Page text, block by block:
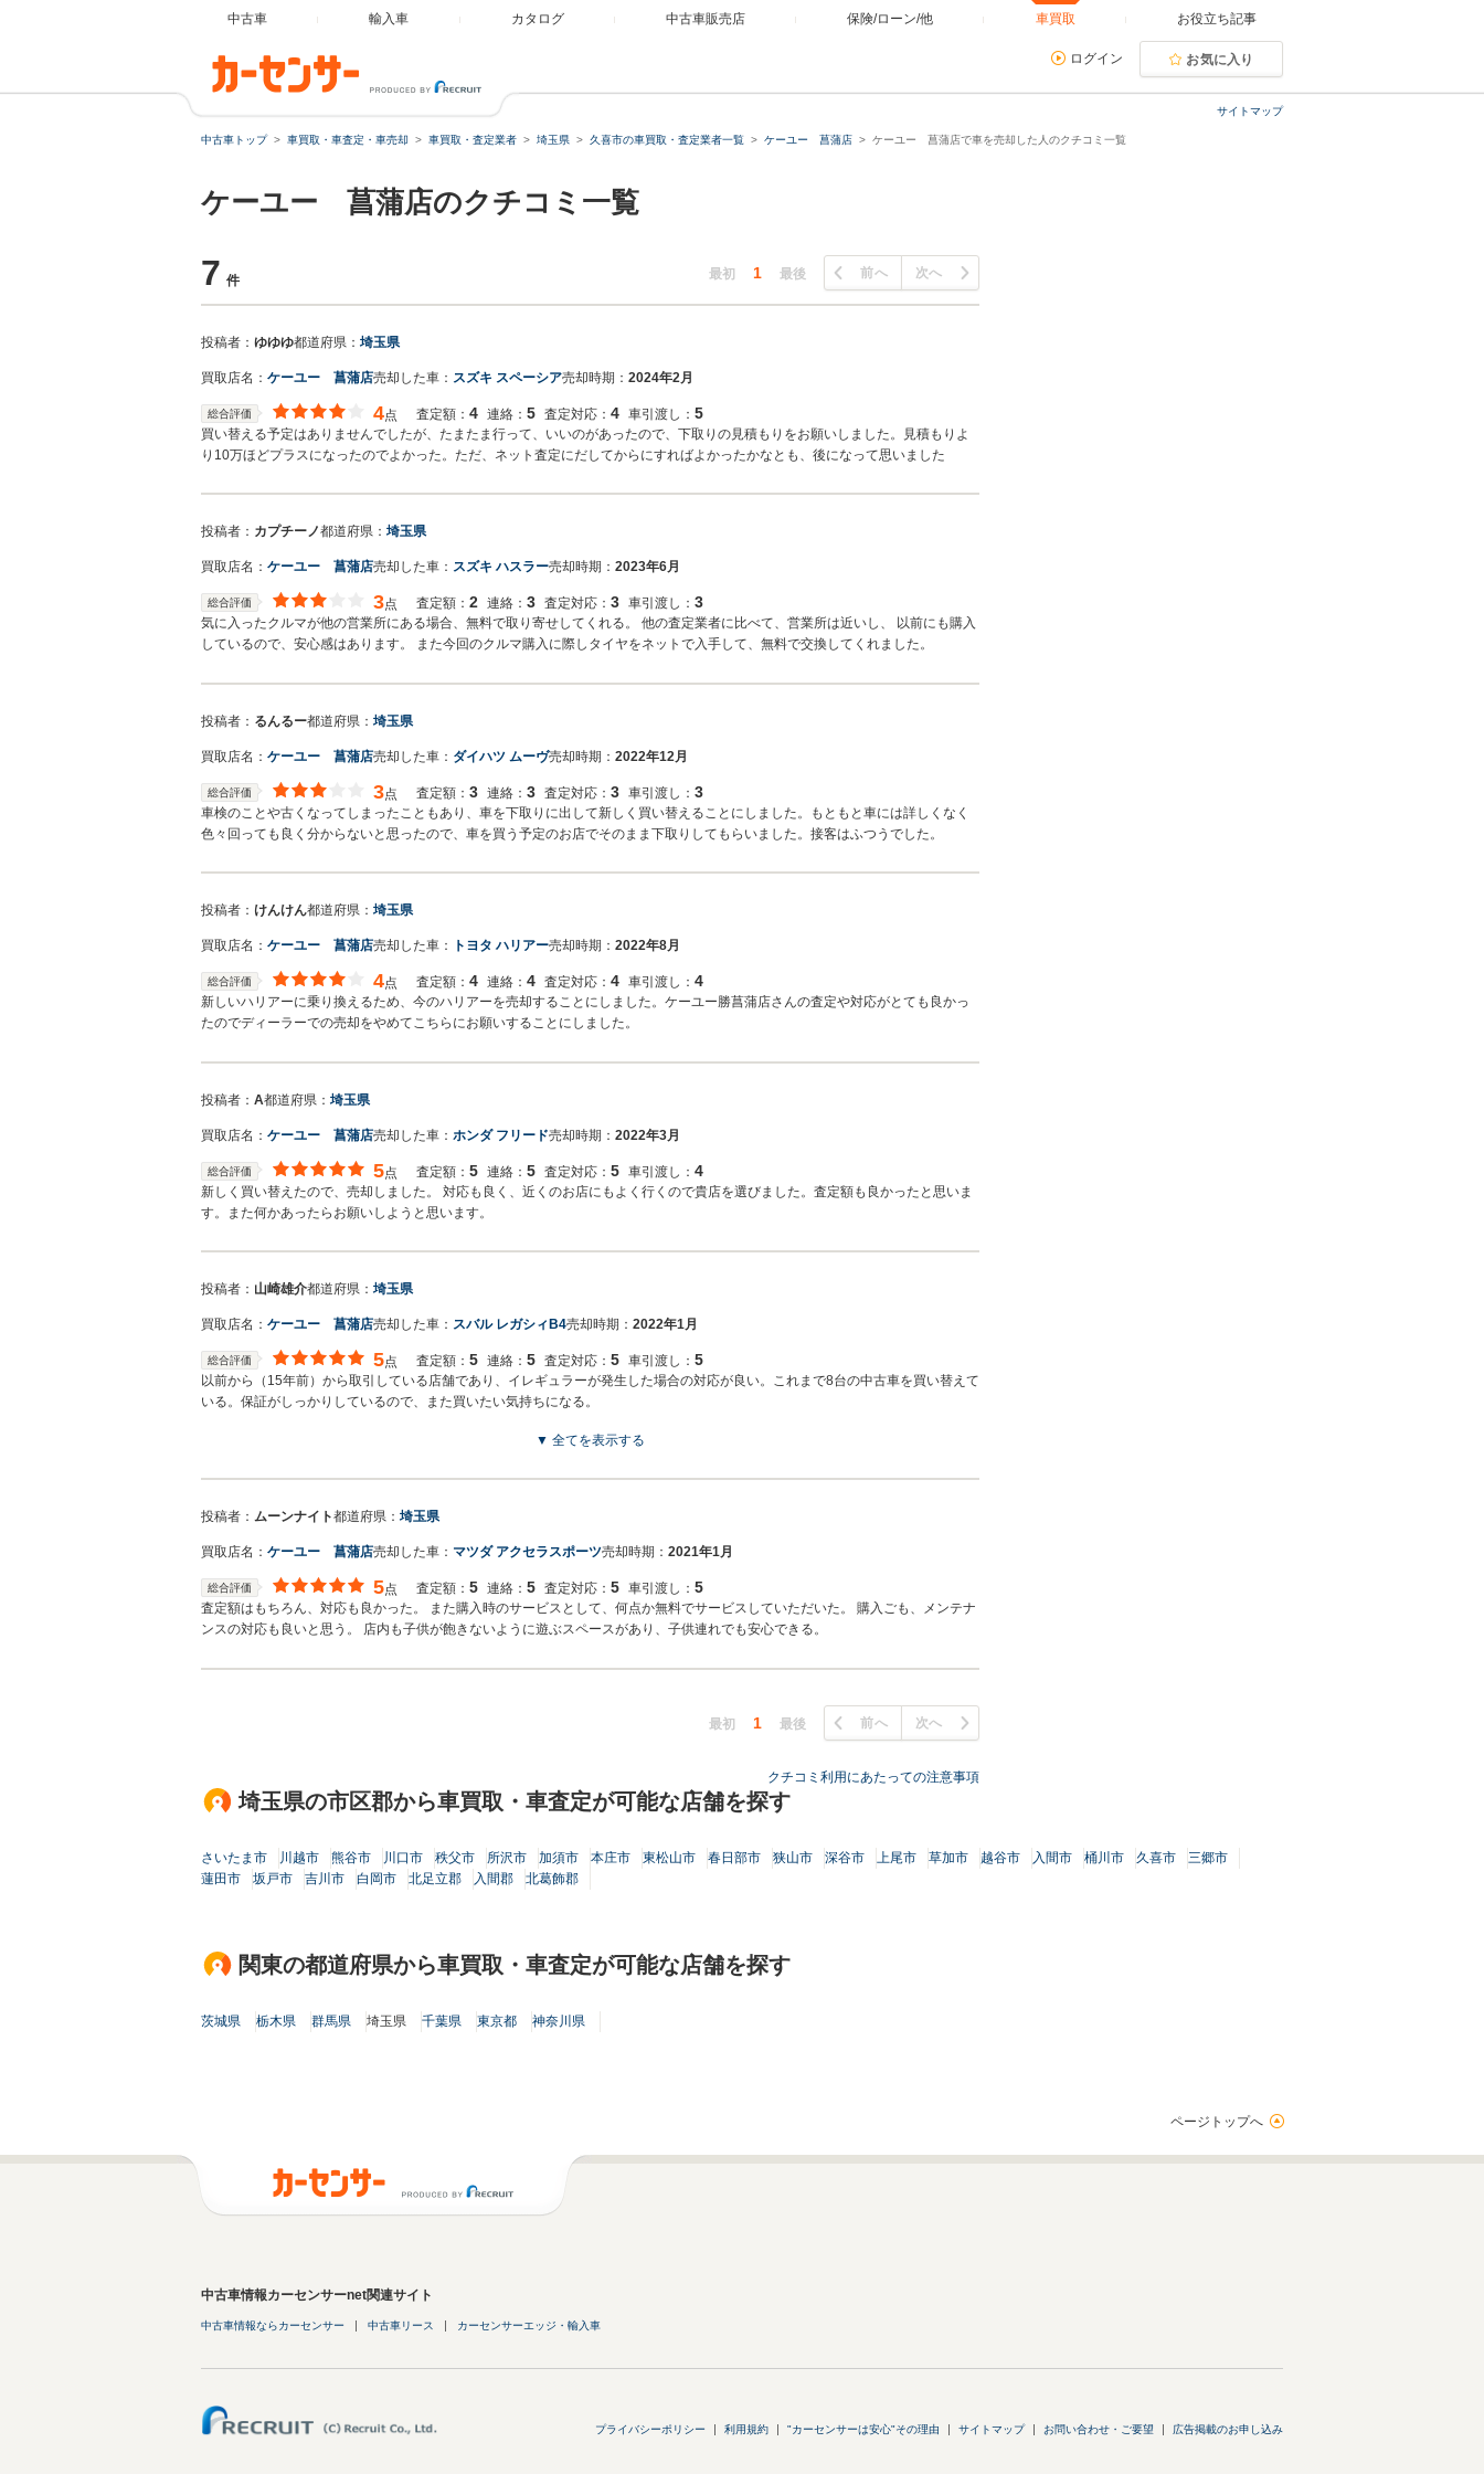
中古車 輸入車 カタログ 中古車販売店 保険/ローン/他 車買取 お役立ち記事
ログイン お気に入り
サイトマップ
中古車トップ 車買取・車査定・車売却 車買取・査定業者 埼玉県 久喜市の車買取・査定業者一覧 ケーユー 菖蒲店 ケーユー 菖蒲店で車を売却した人のクチコミ一覧
ケーユー 菖蒲店のクチコミ一覧
7 件 最初 1 最後 前へ 次へ
投稿者： ゆゆゆ都道府県： 埼玉県
買取店名： ケーユー 菖蒲店売却した車： スズキ スペーシア売却時期： 2024年2月
総合評価 4点 査定額： 4 連絡： 5 査定対応： 4 車引渡し： 5
買い替える予定はありませんでしたが、たまたま行って、いいのがあったので、下取りの見積もりをお願いしました。見積もりよ
り10万ほどプラスになったのでよかった。ただ、ネット査定にだしてからにすればよかったかなとも、後になって思いました
投稿者： カプチーノ都道府県： 埼玉県
買取店名： ケーユー 菖蒲店売却した車： スズキ ハスラー売却時期： 2023年6月
総合評価 3点 査定額： 2 連絡： 3 査定対応： 3 車引渡し： 3
気に入ったクルマが他の営業所にある場合、無料で取り寄せしてくれる。 他の査定業者に比べて、営業所は近いし、 以前にも購入
しているので、安心感はあります。 また今回のクルマ購入に際しタイヤをネットで入手して、無料で交換してくれました。
投稿者： るんるー都道府県： 埼玉県
買取店名： ケーユー 菖蒲店売却した車： ダイハツ ムーヴ売却時期： 2022年12月
総合評価 3点 査定額： 3 連絡： 3 査定対応： 3 車引渡し： 3
車検のことや古くなってしまったこともあり、車を下取りに出して新しく買い替えることにしました。もともと車には詳しくなく
色々回っても良く分からないと思ったので、車を買う予定のお店でそのまま下取りしてもらいました。接客はふつうでした。
投稿者： けんけん都道府県： 埼玉県
買取店名： ケーユー 菖蒲店売却した車： トヨタ ハリアー売却時期： 2022年8月
総合評価 4点 査定額： 4 連絡： 4 査定対応： 4 車引渡し： 4
新しいハリアーに乗り換えるため、今のハリアーを売却することにしました。ケーユー勝菖蒲店さんの査定や対応がとても良かっ
たのでディーラーでの売却をやめてこちらにお願いすることにしました。
投稿者： A都道府県： 埼玉県
買取店名： ケーユー 菖蒲店売却した車： ホンダ フリード売却時期： 2022年3月
総合評価 5点 査定額： 5 連絡： 5 査定対応： 5 車引渡し： 4
新しく買い替えたので、売却しました。 対応も良く、近くのお店にもよく行くので貴店を選びました。査定額も良かったと思いま
す。また何かあったらお願いしようと思います。
投稿者： 山崎雄介都道府県： 埼玉県
買取店名： ケーユー 菖蒲店売却した車： スバル レガシィB4売却時期： 2022年1月
総合評価 5点 査定額： 5 連絡： 5 査定対応： 5 車引渡し： 5
以前から（15年前）から取引している店舗であり、イレギュラーが発生した場合の対応が良い。これまで8台の中古車を買い替えて
いる。保証がしっかりしているので、また買いたい気持ちになる。
▼ 全てを表示する
投稿者： ムーンナイト都道府県： 埼玉県
買取店名： ケーユー 菖蒲店売却した車： マツダ アクセラスポーツ売却時期： 2021年1月
総合評価 5点 査定額： 5 連絡： 5 査定対応： 5 車引渡し： 5
査定額はもちろん、対応も良かった。 また購入時のサービスとして、何点か無料でサービスしていただいた。 購入ごも、メンテナ
ンスの対応も良いと思う。 店内も子供が飽きないように遊ぶスペースがあり、子供連れでも安心できる。
最初 1 最後 前へ 次へ
クチコミ利用にあたっての注意事項
埼玉県の市区郡から車買取・車査定が可能な店舗を探す
さいたま市 川越市 熊谷市 川口市 秩父市 所沢市 加須市 本庄市 東松山市 春日部市 狭山市 深谷市 上尾市 草加市 越谷市 入間市 桶川市 久喜市
三郷市
蓮田市
坂戸市 吉川市 白岡市 北足立郡 入間郡 北葛飾郡
関東の都道府県から車買取・車査定が可能な店舗を探す
茨城県 栃木県 群馬県 埼玉県 千葉県 東京都 神奈川県
ページトップへ
中古車情報カーセンサーnet関連サイト
中古車情報ならカーセンサー 中古車リース カーセンサーエッジ・輸入車
プライバシーポリシー 利用規約 "カーセンサーは安心"その理由 サイトマップ お問い合わせ・ご要望 広告掲載のお申し込み